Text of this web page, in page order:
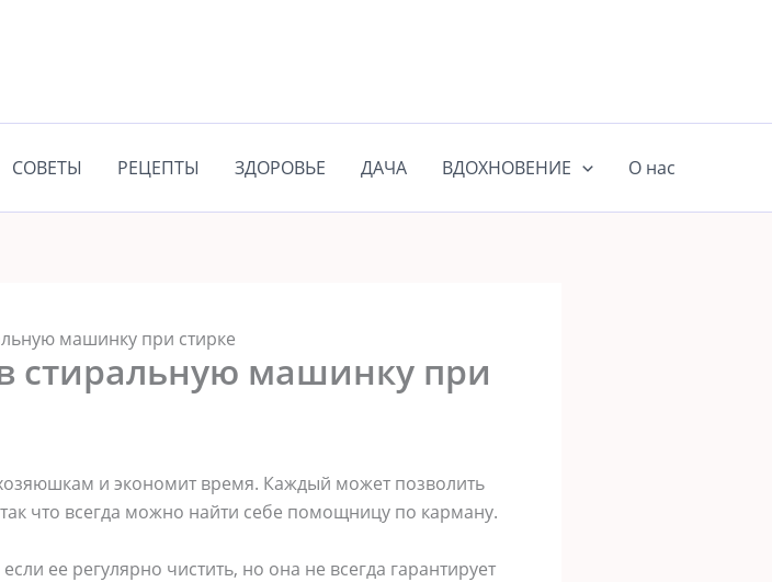
СОВЕТЫ РЕЦЕПТЫ ЗДОРОВЬЕ ДАЧА ВДОХНОВЕНИЕ О нас
машинку при стирке
стиральную машинку при
и экономит время. Каждый может позволить
что всегда можно найти себе помощницу по карману.
ее регулярно чистить, но она не всегда гарантирует